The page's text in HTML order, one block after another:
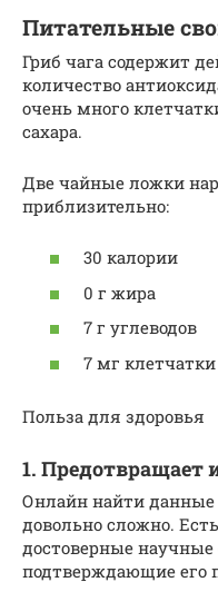
Питательные
Гриб чага содержит
количество
очень много
сахара.
Две чайные ложки
приблизительно:
30 калории
0 г жира
7 г углеводов
7 мг
Польза для здоровья
1. Предотвращает
Онлайн найти данные
довольно сложно.
достоверные научные
подтверждающие его